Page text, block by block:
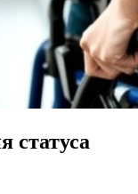
статуса